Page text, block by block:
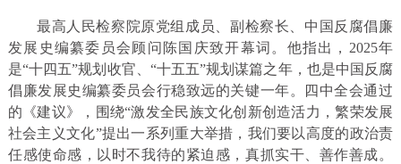
最高人民检察院原党组成员、副检察长、中国反腐倡廉
发展史编纂委员会顾问陈国庆致开幕词。他指出，2025年
是“十四五”规划收官、“十五五”规划谋篇之年，也是中国反腐
倡廉发展史编纂委员会行稳致远的关键一年。四中全会通过
的《建议》，围绕“激发全民族文化创新创造活力，繁荣发展
社会主义文化”提出一系列重大举措，我们要以高度的政治责
任感使命感，以时不我待的紧迫感，真抓实干、善作善成。